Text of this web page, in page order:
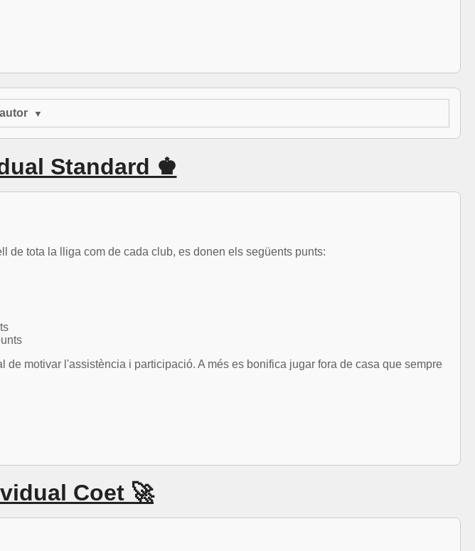
Standard ♚
de tota la lliga com de cada club, es donen els següents punts:
de motivar l'assistència i participació. A més es bonifica jugar fora de casa que sempre
Coet 🚀